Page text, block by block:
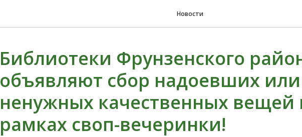
Новости
Библиотеки Фрунзенского
объявляют сбор надоевших или
ненужных качественных вещей
рамках своп-вечеринки!